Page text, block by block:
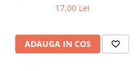
17,00 Lei
ADAUGA IN COS